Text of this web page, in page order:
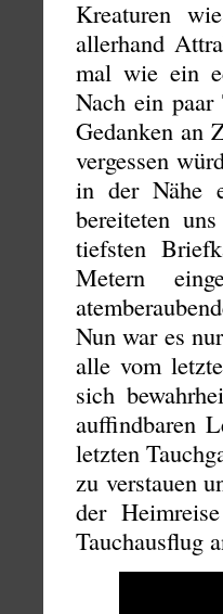
Kreaturen
allerhand
mal wie ein
Nach ein paar
Gedanken an
vergessen
in der Nähe
bereiteten
tiefsten
Metern
Nun war es
alle vom
sich
auffindbaren
letzten
zu verstauen
der
Tauchausflug